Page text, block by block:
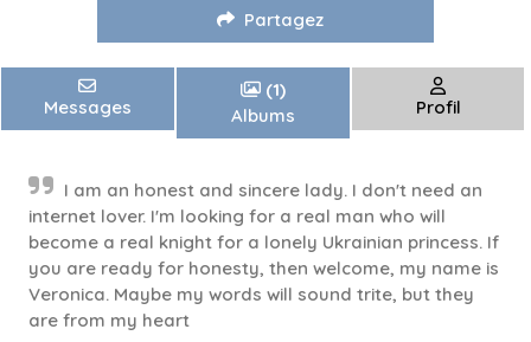
Partagez
Messages
(1)
Albums
Profil
I am an honest and sincere lady. I don't need an
internet lover. I'm looking for a real man who will
become a real knight for a lonely Ukrainian princess. If
you are ready for honesty, then welcome, my name is
Veronica. Maybe my words will sound trite, but they
are from my heart